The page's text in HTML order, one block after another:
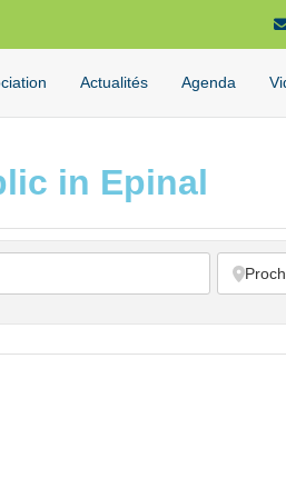
Actualités Agenda
in Epinal